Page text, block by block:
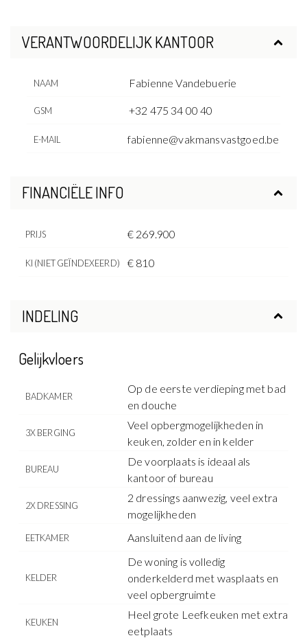
VERANTWOORDELIJK KANTOOR
NAAM Fabienne Vandebuerie
GSM +32 475 34 00 40
E-MAIL fabienne@vakmansvastgoed.be
FINANCIËLE INFO
PRIJS € 269.900
KI (NIET GEÏNDEXEERD) € 810
INDELING
Gelijkvloers
BADKAMER
Op de eerste verdieping met bad
en douche
3X BERGING
Veel opbergmogelijkheden in
keuken, zolder en in kelder
BUREAU
De voorplaats is ideaal als
kantoor of bureau
2X DRESSING
2 dressings aanwezig, veel extra
mogelijkheden
EETKAMER Aansluitend aan de living
KELDER
De woning is volledig
onderkelderd met wasplaats en
veel opbergruimte
KEUKEN
Heel grote Leefkeuken met extra
eetplaats